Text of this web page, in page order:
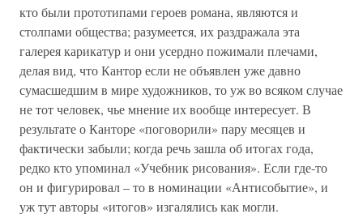
кто были прототипами героев романа, являются и
столпами общества; разумеется, их раздражала эта
галерея карикатур и они усердно пожимали плечами,
делая вид, что Кантор если не объявлен уже давно
сумасшедшим в мире художников, то уж во всяком случае
не тот человек, чье мнение их вообще интересует. В
результате о Канторе «поговорили» пару месяцев и
фактически забыли; когда речь зашла об итогах года,
редко кто упоминал «Учебник рисования». Если где-то
он и фигурировал – то в номинации «Антисобытие», и
уж тут авторы «итогов» изгалялись как могли.